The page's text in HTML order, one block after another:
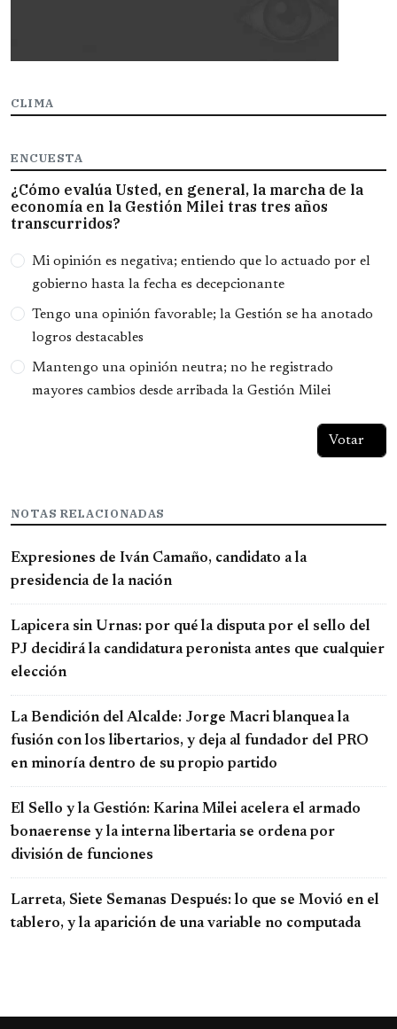
CLIMA
ENCUESTA
¿Cómo evalúa Usted, en general, la marcha de la
economía en la Gestión Milei tras tres años
transcurridos?
Opciones
Mi opinión es negativa; entiendo que lo actuado por el
gobierno hasta la fecha es decepcionante
Tengo una opinión favorable; la Gestión se ha anotado
logros destacables
Mantengo una opinión neutra; no he registrado
mayores cambios desde arribada la Gestión Milei
NOTAS RELACIONADAS
Expresiones de Iván Camaño, candidato a la
presidencia de la nación
Lapicera sin Urnas: por qué la disputa por el sello del
PJ decidirá la candidatura peronista antes que cualquier
elección
La Bendición del Alcalde: Jorge Macri blanquea la
fusión con los libertarios, y deja al fundador del PRO
en minoría dentro de su propio partido
El Sello y la Gestión: Karina Milei acelera el armado
bonaerense y la interna libertaria se ordena por
división de funciones
Larreta, Siete Semanas Después: lo que se Movió en el
tablero, y la aparición de una variable no computada